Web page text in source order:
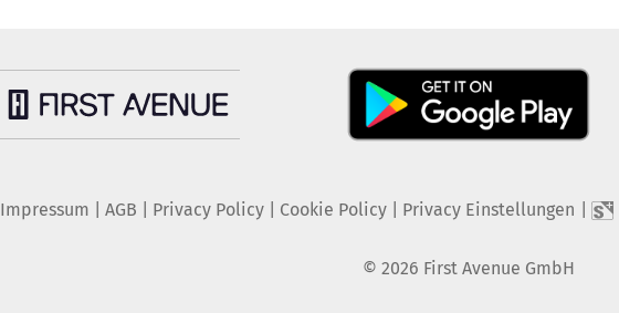
Impressum AGB Privacy Policy| Cookie Policy| Privacy Einstellungen
© 2026 First Avenue GmbH